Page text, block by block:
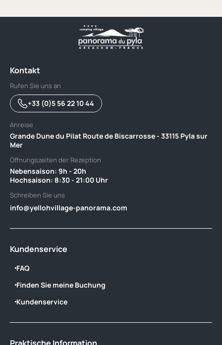
Kontakt
Rufen Sie uns an
+33 (0)5 56 22 10 44
Anreise
Grande Dune du Pilat Route de Biscarrosse - 33115 Pyla sur
Mer
Öffnungszeiten der Rezeption
Nebensaison: 9h - 20h ‎ ‎ ‎ ‎ ‎ ‎ ‎ ‎ ‎ ‎ ‎ ‎ ‎ ‎ ‎ ‎ ‎ ‎ ‎ ‎ ‎ ‎ ‎ ‎ ‎ ‎ ‎ ‎ ‎ ‎ ‎‎ ‎ ‎ ‎ ‎ ‎ ‎ ‎ ‎ ‎ ‎ ‎ ‎ ‎ ‎ ‎ ‎ ‎ ‎ ‎ ‎ ‎ ‎ ‎ ‎ ‎ ‎ ‎ ‎ ‎
Hochsaison: 8:30 - 21:00 Uhr
Schreiben Sie uns
info@yellohvillage-panorama.com
Kundenservice
FAQ
Finden Sie meine Buchung
Kundenservice